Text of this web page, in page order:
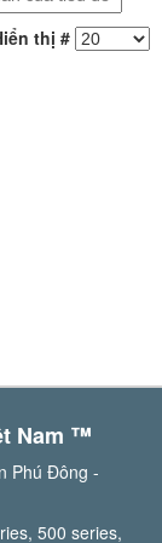
thị #
Nam ™️
Phú Đông -
500 series,